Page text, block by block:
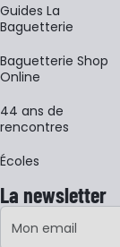
Guides La
Baguetterie
Baguetterie Shop
Online
44 ans de
rencontres
Écoles
La newsletter
Adresse e-mail